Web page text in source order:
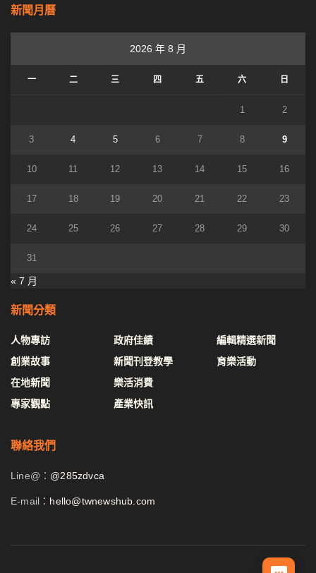
新聞月曆
2026 年 8 月
一 二 三 四 五 六 日
1 2
3 4 5 6 7 8 9
10 11 12 13 14 15 16
17 18 19 20 21 22 23
24 25 26 27 28 29 30
31
« 7 月
新聞分類
人物專訪
創業故事
在地新聞
專家觀點
政府佳績
新聞刊登教學
樂活消費
產業快訊
編輯精選新聞
育樂活動
聯絡我們
Line@： @285zdvca
E-mail： hello@twnewshub.com